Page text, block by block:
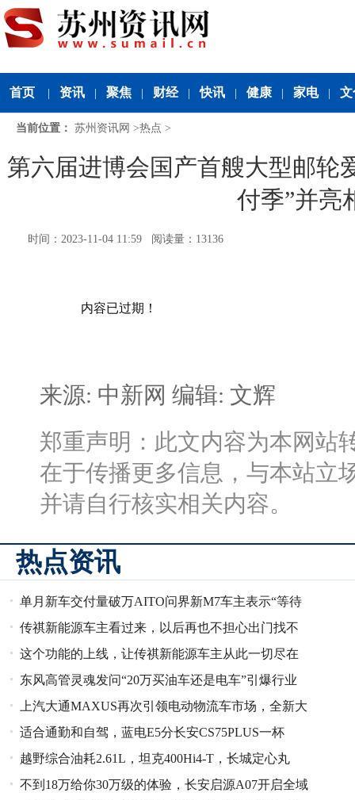
首页 资讯 聚焦 财经 快讯 健康 家电 文
当前位置： 苏州资讯网 >热点 >
第六届进博会国产首艘大型邮轮
付季”并亮
时间：2023-11-04 11:59 阅读量：13136
内容已过期！
来源: 中新网 编辑: 文辉
郑重声明：此文内容为本网站
在于传播更多信息，与本站立
并请自行核实相关内容。
热点资讯
单月新车交付量破万AITO问界新M7车主表示“等待
值得”
传祺新能源车主看过来，以后再也不担心出门找不
到充电桩拉！
这个功能的上线，让传祺新能源车主从此一切尽在
掌握
东风高管灵魂发问“20万买油车还是电车”引爆行业
上汽大通MAXUS再次引领电动物流车市场，全新大
拿V1正式上市
适合通勤和自驾，蓝电E5分长安CS75PLUS一杯
羹？
越野综合油耗2.61L，坦克400Hi4-T，长城定心丸
不到18万给你30万级的体验，长安启源A07开启全域